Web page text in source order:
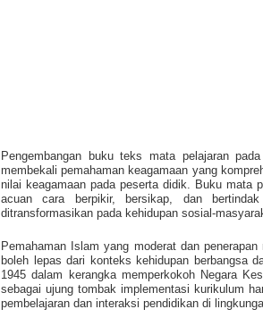
Pengembangan buku teks mata pelajaran
membekali pemahaman keagamaan yang
nilai keagamaan pada peserta didik. Buku mata
acuan cara berpikir, bersikap, dan
ditransformasikan pada kehidupan sosial-
Pemahaman Islam yang moderat dan
boleh lepas dari konteks kehidupan berbangsa
1945 dalam kerangka memperkokoh Negara
sebagai ujung tombak implementasi kurikulum
pembelajaran dan interaksi pendidikan di